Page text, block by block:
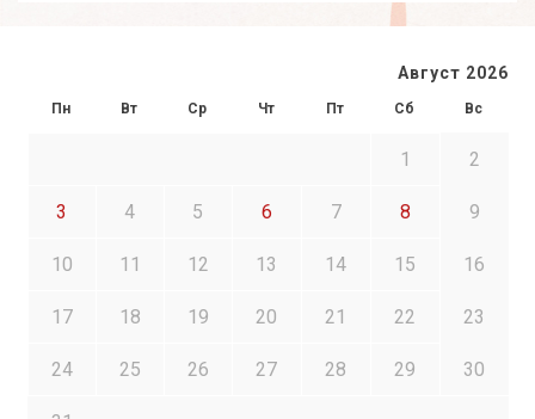
Август 2026
Пн Вт Ср Чт Пт Сб Вс
1 2
3 4 5 6 7 8 9
10 11 12 13 14 15 16
17 18 19 20 21 22 23
24 25 26 27 28 29 30